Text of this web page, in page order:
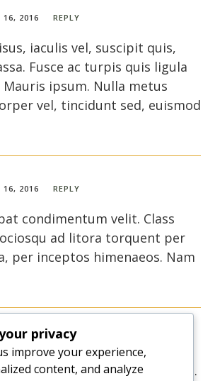
16, 2016 REPLY
iaculis vel, suscipit quis,
Fusce ac turpis quis ligula
ipsum. Nulla metus
vel, tincidunt sed, euismod
16, 2016 REPLY
condimentum velit. Class
ad litora torquent per
per inceptos himenaeos. Nam
16, 2016 REPLY
Proin quam. Etiam ultrices.
privacy
improve your experience,
content, and analyze